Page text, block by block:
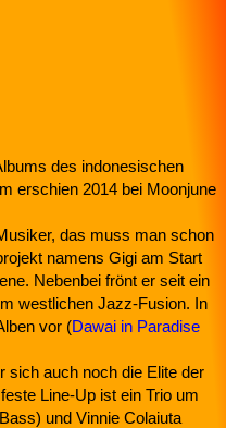
des indonesischen
erschien 2014 bei Moonjune
das muss man schon
namens Gigi am Start
Nebenbei frönt er seit ein
westlichen Jazz-Fusion. In
vor (Dawai in Paradise
sich auch noch die Elite der
Line-Up ist ein Trio um
und Vinnie Colaiuta